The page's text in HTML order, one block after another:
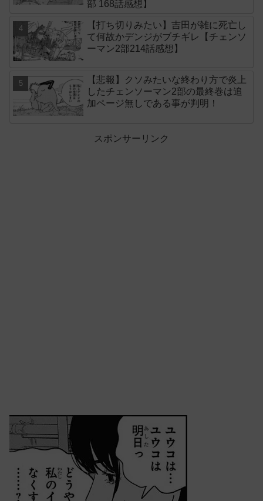
部 168話感想】
【打ち切りみたい】吉田が雑に死亡し
て何故かデンジがブチギレ【チェンソ
ーマン2部214話感想】
【悲報】クソみたいな終わり方で炎上
したチェンソーマン2部の最終巻は追
加ページ無しである事が判明！
スポンサーリンク